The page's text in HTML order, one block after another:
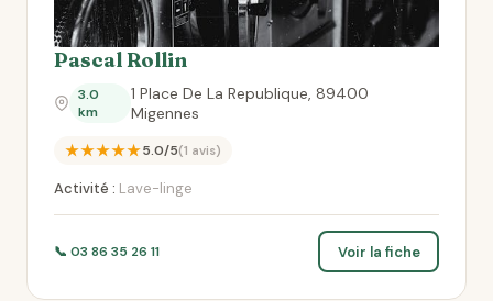
Pascal Rollin
3.0
km
1 Place De La Republique, 89400
Migennes
★★★★★5.0/5(1 avis)
Activité : Lave-linge
📞 03 86 35 26 11 Voir la fiche